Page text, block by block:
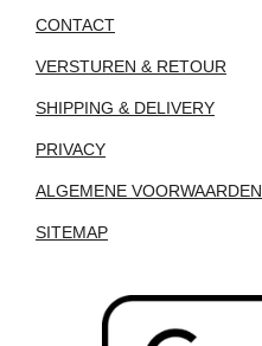
CONTACT
VERSTUREN & RETOUR
SHIPPING & DELIVERY
PRIVACY
ALGEMENE VOORWAARDEN
SITEMAP